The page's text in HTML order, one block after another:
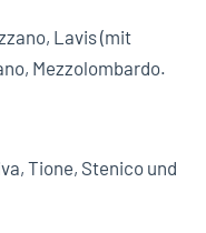
Lavis (mit
Mezzolombardo.
Tione, Stenico und